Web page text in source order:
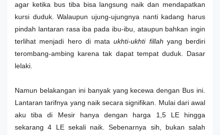
agar ketika bus tiba bisa langsung naik dan mendapatkan
kursi duduk. Walaupun ujung-ujungnya nanti kadang harus
pindah lantaran rasa iba pada ibu-ibu, ataupun bahkan ingin
terlihat menjadi hero di mataukhti-ukhti fillah yang berdiri
terombang-ambing karena tak dapat tempat duduk. Dasar
lelaki.
Namun belakangan ini banyak yang kecewa dengan Bus ini.
Lantaran tarifnya yang naik secara signifikan. Mulai dari awal
aku tiba di Mesir hanya dengan harga 1,5 LE hingga
sekarang 4 LE sekali naik. Sebenarnya sih, bukan salah